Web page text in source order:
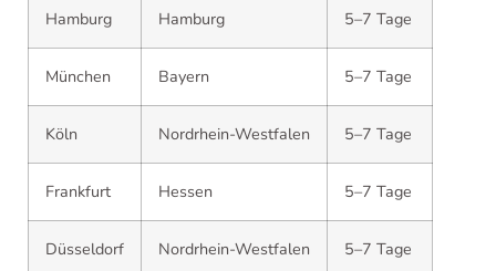
Hamburg Hamburg 5–7 Tage
München Bayern 5–7 Tage
Köln Nordrhein-Westfalen 5–7 Tage
Frankfurt Hessen 5–7 Tage
Düsseldorf Nordrhein-Westfalen 5–7 Tage